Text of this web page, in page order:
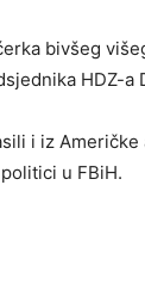
bivšeg
HDZ-a
i iz
u FBiH.